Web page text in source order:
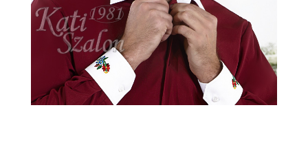
mennyiség